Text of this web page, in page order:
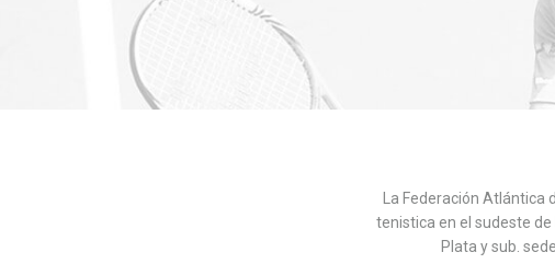
La Federación
tenistica en el sudeste
Plata y sub.